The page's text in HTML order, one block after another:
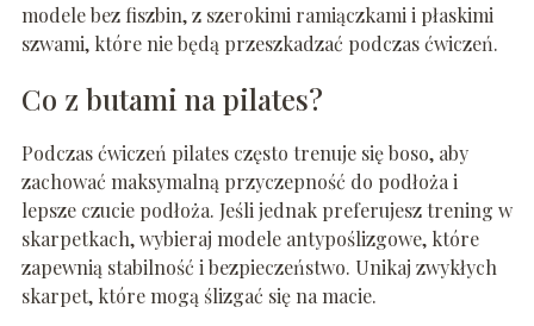
modele bez fiszbin, z szerokimi ramiączkami i płaskimi
szwami, które nie będą przeszkadzać podczas ćwiczeń.
Co z butami na pilates?
Podczas ćwiczeń pilates często trenuje się boso, aby
zachować maksymalną przyczepność do podłoża i
lepsze czucie podłoża. Jeśli jednak preferujesz trening w
skarpetkach, wybieraj modele antypoślizgowe, które
zapewnią stabilność i bezpieczeństwo. Unikaj zwykłych
skarpet, które mogą ślizgać się na macie.